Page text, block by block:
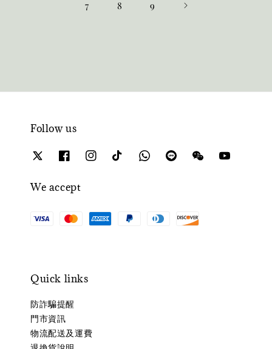
7 8 9
Follow us
We accept
Quick links
防詐騙提醒
門市資訊
物流配送及運費